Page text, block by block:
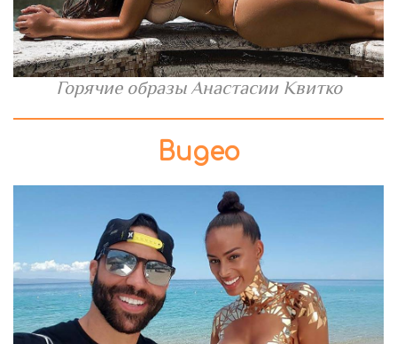
Горячие образы Анастасии Квитко
Видео